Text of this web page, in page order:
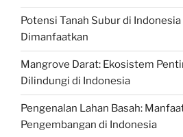
Potensi Tanah Subur di Indonesia
Dimanfaatkan
Mangrove Darat: Ekosistem
Dilindungi di Indonesia
Pengenalan Lahan Basah:
Pengembangan di Indonesia